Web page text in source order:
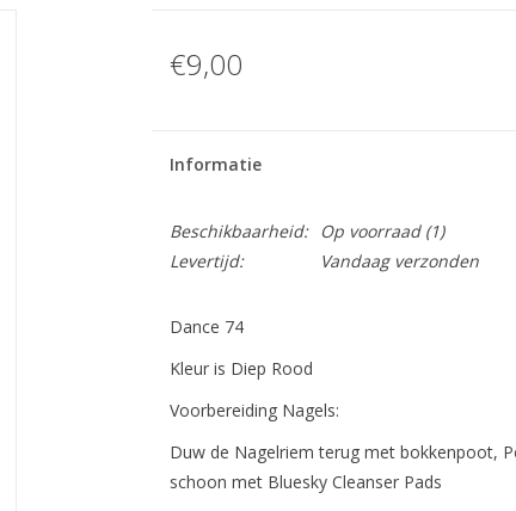
€9,00
Informatie
Beschikbaarheid: Op voorraad(1)
Levertijd:
Vandaag verzonden
Dance 74
Kleur is Diep Rood
Voorbereiding Nagels:
Duw de Nagelriem terug met bokkenpoot,
schoon met Bluesky Cleanser Pads